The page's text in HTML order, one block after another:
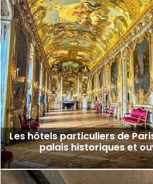
Les hôtels particuliers de
palais historiques et